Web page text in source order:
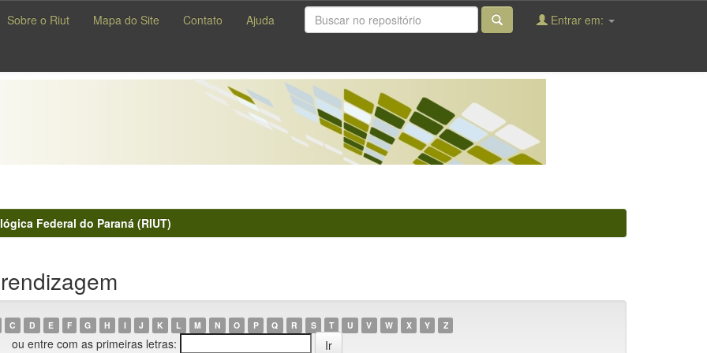
Sobre o Riut Mapa do Site Contato Ajuda Entrar em:
Federal do Paraná (RIUT)
C D E F G H I J K L M N O P Q R S T U V W X Y Z
ou entre com as primeiras letras: